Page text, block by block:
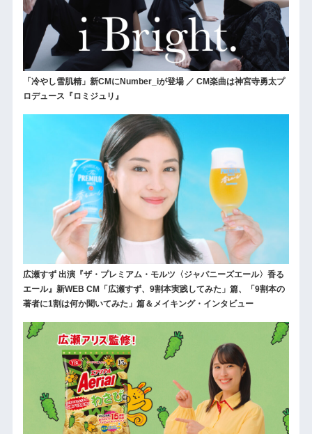
「冷やし雪肌精」新CMにNumber_iが登場 ／ CM楽曲は神宮寺勇太プ
ロデュース『ロミジュリ』
広瀬すず 出演『ザ・プレミアム・モルツ〈ジャパニーズエール〉香る
エール』新WEB CM「広瀬すず、9割本実践してみた」篇、「9割本の
著者に1割は何か聞いてみた」篇＆メイキング・インタビュー